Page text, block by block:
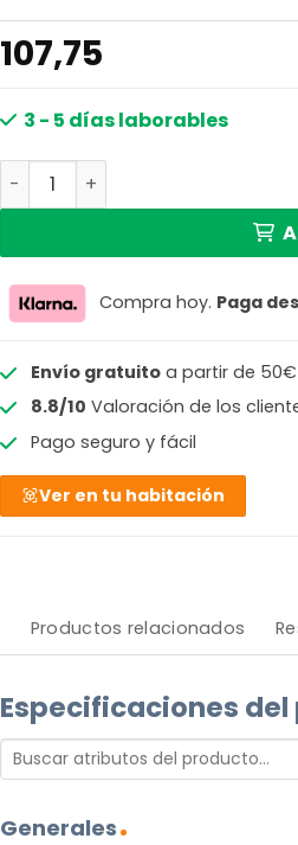
107,75
3 - 5 días laborables
Lámpara de mesa colorida
Compra hoy. Paga
Envío gratuitoa partir de 50€
8.8/10 Valoración de los
Pago seguro y fácil
Ver en tu habitación
Productos relacionados
Especificaciones
Generales